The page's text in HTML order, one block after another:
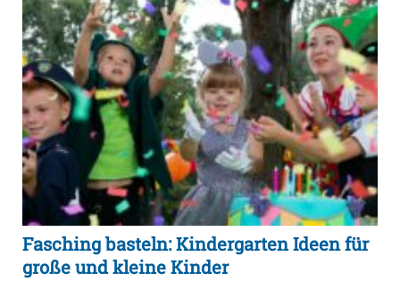
Fasching basteln: Kindergarten Ideen für
große und kleine Kinder